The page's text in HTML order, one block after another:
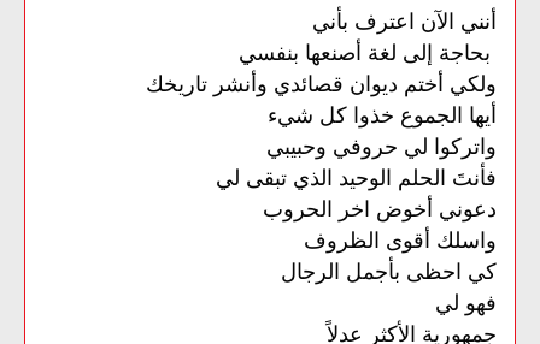
أنني الآن اعترف بأني
بحاجة إلى لغة أصنعها بنفسي
ولكي أختم ديوان قصائدي وأنشر تاريخك
أيها الجموع خذوا كل شيء
واتركوا لي حروفي وحبيبي
فأنتَ الحلم الوحيد الذي تبقى لي
دعوني أخوض اخر الحروب
واسلك أقوى الظروف
كي احظى بأجمل الرجال
فهو لي
جمهورية الأكثر عدلاً